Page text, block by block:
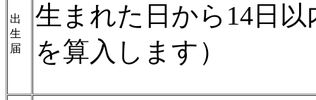
出
生
届
生まれた日から14日以
を算入します）